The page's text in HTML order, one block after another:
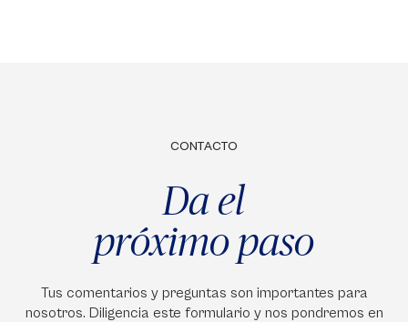
CONTACTO
Da el
próximo paso
Tus comentarios y preguntas son importantes para
nosotros. Diligencia este formulario y nos pondremos en